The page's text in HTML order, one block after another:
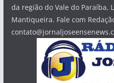
da região do Vale do Paraíba,
Mantiqueira. Fale com